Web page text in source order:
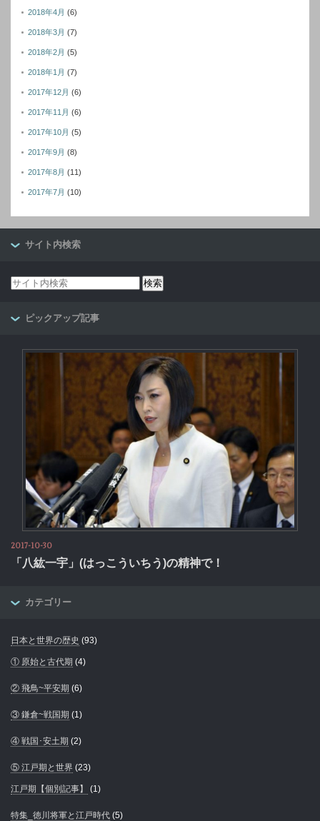
2018年4月 (6)
2018年3月 (7)
2018年2月 (5)
2018年1月 (7)
2017年12月 (6)
2017年11月 (6)
2017年10月 (5)
2017年9月 (8)
2017年8月 (11)
2017年7月 (10)
サイト内検索
ピックアップ記事
2017-10-30
「八紘一宇」(はっこういちう)の精神で！
カテゴリー
日本と世界の歴史 (93)
① 原始と古代期 (4)
② 飛鳥~平安期 (6)
③ 鎌倉~戦国期 (1)
④ 戦国･安土期 (2)
⑤ 江戸期と世界 (23)
江戸期【個別記事】 (1)
特集_徳川将軍と江戸時代 (5)